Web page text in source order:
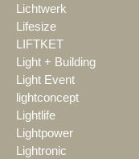
Lichtwerk
Lifesize
LIFTKET
Light + Building
Light Event
lightconcept
Lightlife
Lightpower
Lightronic